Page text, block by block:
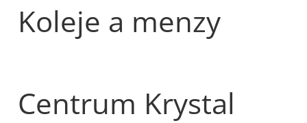
Koleje a menzy
Centrum Krystal